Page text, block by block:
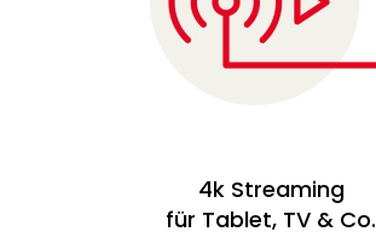
4k Streaming
für Tablet, TV & Co.